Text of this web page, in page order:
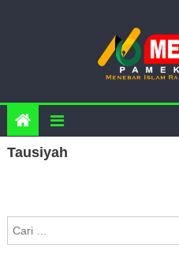
Tausiyah
Cari untuk: